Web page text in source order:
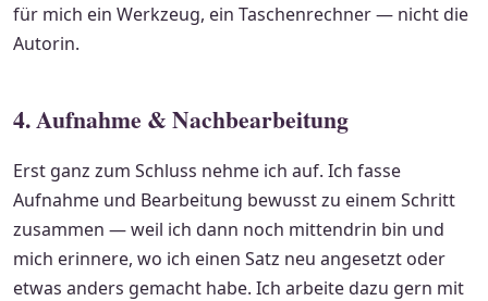
für mich ein Werkzeug, ein Taschenrechner — nicht die
Autorin.
4. Aufnahme & Nachbearbeitung
Erst ganz zum Schluss nehme ich auf. Ich fasse
Aufnahme und Bearbeitung bewusst zu einem Schritt
zusammen — weil ich dann noch mittendrin bin und
mich erinnere, wo ich einen Satz neu angesetzt oder
etwas anders gemacht habe. Ich arbeite dazu gern mit